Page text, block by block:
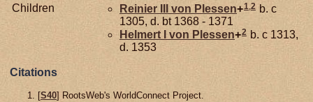
Children
Reinier III von Plessen+1,2 b. c
1305, d. bt 1368 - 1371
Helmert I von Plessen+2 b. c 1313,
d. 1353
Citations
[S40] RootsWeb's WorldConnect Project.